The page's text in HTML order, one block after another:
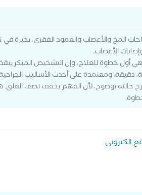
جراحات المخ والأعصاب والعمود الفقري،
الأعصاب.
أول خطوة للعلاج، وإن التشخيص المبكر
دقيقة، ومعتمدة على أحدث الأساليب
حالته بوضوح، لأن الفهم يخفف نصف القلق.
الكتروني